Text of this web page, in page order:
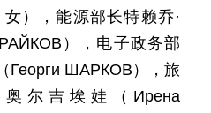
），能源部长特赖乔·
），电子政务部
Георги ШАРКОВ），旅
尔吉埃娃（Ирена